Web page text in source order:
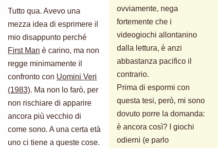
Tutto qua. Avevo una
mezza idea di esprimere il
mio disappunto perché
First Man è carino, ma non
regge minimamente il
confronto con Uomini Veri
(1983). Ma non lo farò, per
non rischiare di apparire
ancora più vecchio di
come sono. A una certa età
uno ci tiene a queste cose.
ovviamente, nega
fortemente che i
videogiochi allontanino
dalla lettura, è anzi
abbastanza pacifico il
contrario.
Prima di espormi con
questa tesi, però, mi sono
dovuto porre la domanda:
è ancora così? I giochi
odierni (e parlo